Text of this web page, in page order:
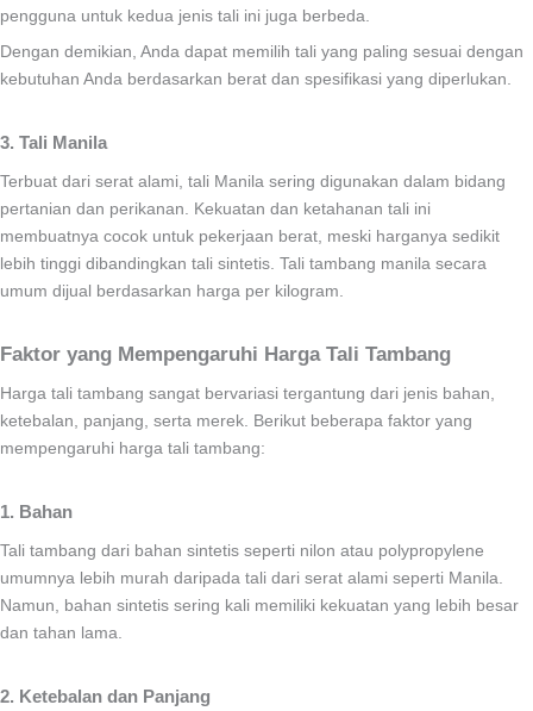
pengguna untuk kedua jenis tali ini juga berbeda.
Dengan demikian, Anda dapat memilih tali yang paling sesuai dengan
kebutuhan Anda berdasarkan berat dan spesifikasi yang diperlukan.
3. Tali Manila
Terbuat dari serat alami, tali Manila sering digunakan dalam bidang
pertanian dan perikanan. Kekuatan dan ketahanan tali ini
membuatnya cocok untuk pekerjaan berat, meski harganya sedikit
lebih tinggi dibandingkan tali sintetis. Tali tambang manila secara
umum dijual berdasarkan harga per kilogram.
Faktor yang Mempengaruhi Harga Tali Tambang
Harga tali tambang sangat bervariasi tergantung dari jenis bahan,
ketebalan, panjang, serta merek. Berikut beberapa faktor yang
mempengaruhi harga tali tambang:
1. Bahan
Tali tambang dari bahan sintetis seperti nilon atau polypropylene
umumnya lebih murah daripada tali dari serat alami seperti Manila.
Namun, bahan sintetis sering kali memiliki kekuatan yang lebih besar
dan tahan lama.
2. Ketebalan dan Panjang